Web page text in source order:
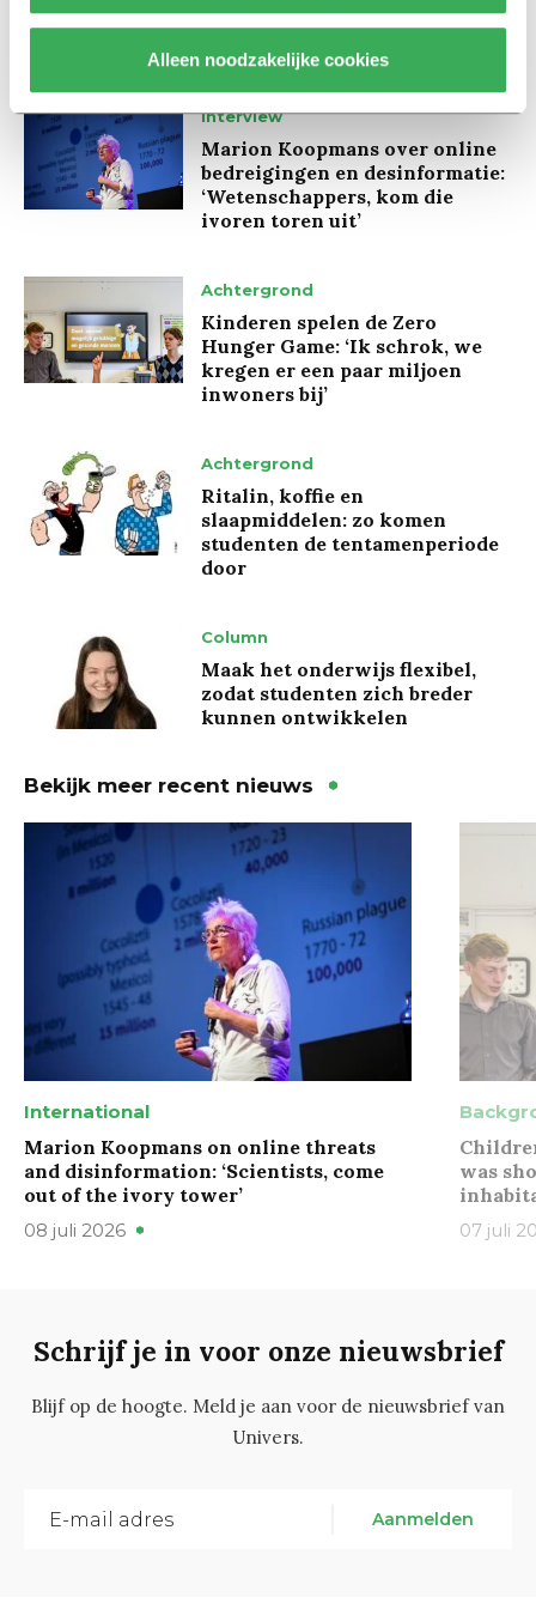
Alleen noodzakelijke cookies
Lees ook
Interview
Marion Koopmans over online
bedreigingen en desinformatie:
‘Wetenschappers, kom die
ivoren toren uit’
Achtergrond
Kinderen spelen de Zero
Hunger Game: ‘Ik schrok, we
kregen er een paar miljoen
inwoners bij’
Achtergrond
Ritalin, koffie en
slaapmiddelen: zo komen
studenten de tentamenperiode
door
Column
Maak het onderwijs flexibel,
zodat studenten zich breder
kunnen ontwikkelen
Bekijk meer recent nieuws
International
Marion Koopmans on online threats
and disinformation: ‘Scientists, come
out of the ivory tower’
08 juli 2026
was
07 juli
Schrijf je in voor onze nieuwsbrief
Blijf op de hoogte. Meld je aan voor de nieuwsbrief van
Univers.
Aanmelden